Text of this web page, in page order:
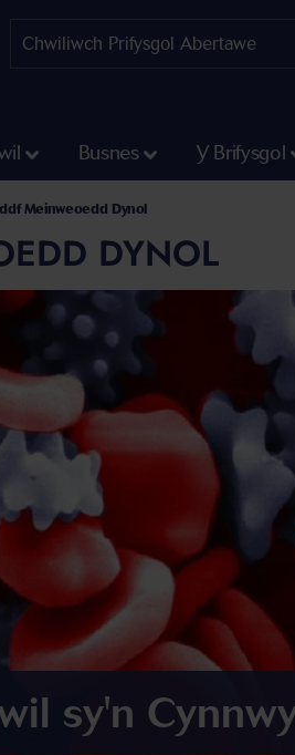
Busnes Y Brifysgol
Meinweoedd Dynol
DYNOL
sy'n